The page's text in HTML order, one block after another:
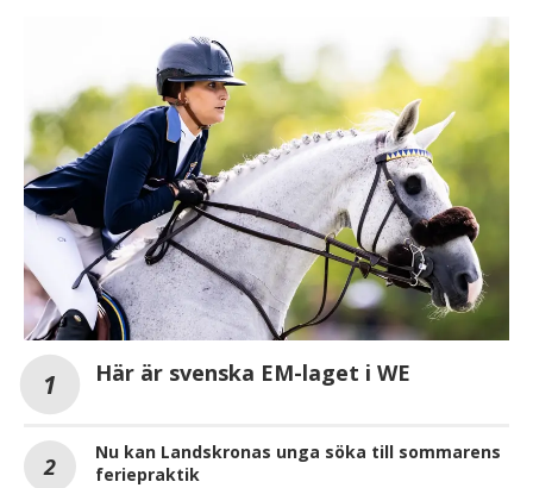
Här är svenska EM-laget i WE
Nu kan Landskronas unga söka till sommarens
feriepraktik